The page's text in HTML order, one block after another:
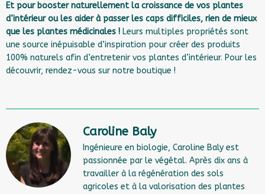
Et pour booster naturellement la croissance de vos plantes
d’intérieurou les aider à passer les caps difficiles, rien de mieux
que les plantes médicinales ! Leurs multiples propriétés sont
une source inépuisable d’inspiration pour créer des produits
100% naturels afin d’entretenir vos plantes d’intérieur. Pour les
découvrir, rendez-vous sur notre boutique !
Caroline Baly
Ingénieure en biologie, Caroline Baly est
passionnée par le végétal. Après dix ans à
travailler à la régénération des sols
agricoles et à la valorisation des plantes